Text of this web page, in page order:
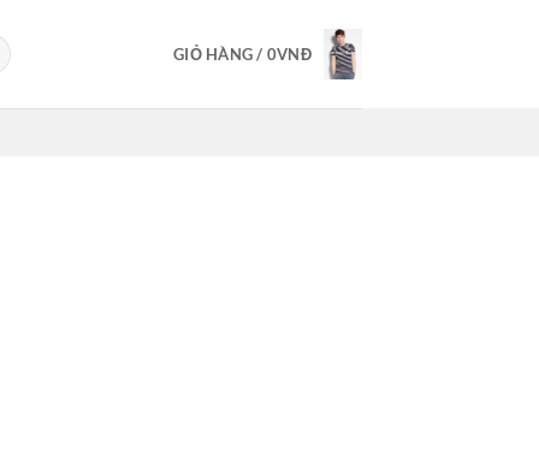
GIỎ HÀNG / 0VNĐ